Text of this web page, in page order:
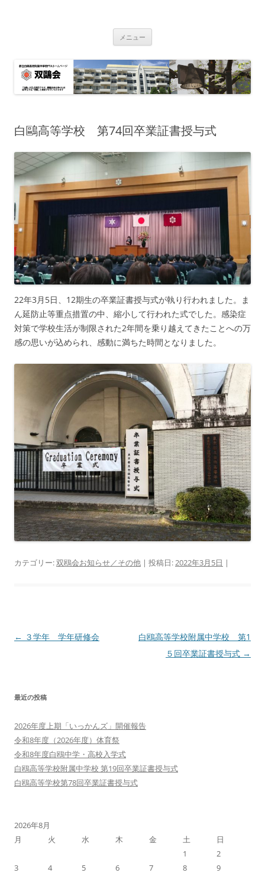
メニュー
ン
ツ
へ
ス
キ
ッ
白鷗高等学校 第74回卒業証書授与式
22年3月5日、12期生の卒業証書授与式が執り行われました。ま
ん延防止等重点措置の中、縮小して行われた式でした。感染症
対策で学校生活が制限された2年間を乗り越えてきたことへの万
感の思いが込められ、感動に満ちた時間となりました。
カテゴリー:双鴎会お知らせ／その他 | 投稿日:2022年3月5日 |
投
ゲ
シ
ョ
ン
← ３学年 学年研修会
白鴎高等学校附属中学校 第1
５回卒業証書授与式 →
最近の投稿
2026年度上期「いっかんズ」開催報告
令和8年度（2026年度）体育祭
令和8年度白鴎中学・高校入学式
白鴎高等学校附属中学校 第19回卒業証書授与式
白鴎高等学校第78回卒業証書授与式
2026年8月
月
火 水 木 金 土
日
1
2
3
4 5 6 7 8
9